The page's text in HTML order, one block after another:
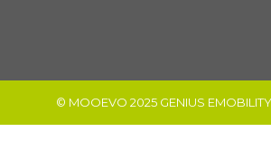
© MOOEVO 2025 GENIUS EMOBILITY